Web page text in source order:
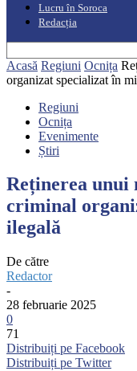
Lucru în Soroca
Redacția
Acasă Regiuni Ocnița
organizat specializat în
Regiuni
Ocnița
Evenimente
Știri
Reținerea unui
criminal
ilegală
De către
Redactor
-
28 februarie 2025
0
71
Distribuiți pe Facebook
Distribuiți pe Twitter